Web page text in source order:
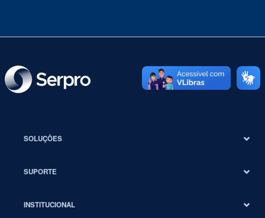
SOLUÇÕES
SUPORTE
INSTITUCIONAL